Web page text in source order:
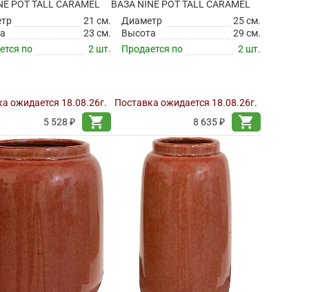
POT TALL CARAMEL
21 см.
23 см.
по
2 шт.
ожидается 18.08.26г.
5 528 ₽
shopping_cart
ВАЗА NINE POT TALL CARAMEL
Диаметр
25 см.
Высота
29 см.
Продается по
2 шт.
Поставка ожидается 18.08.26г.
8 635 ₽
shopping_cart